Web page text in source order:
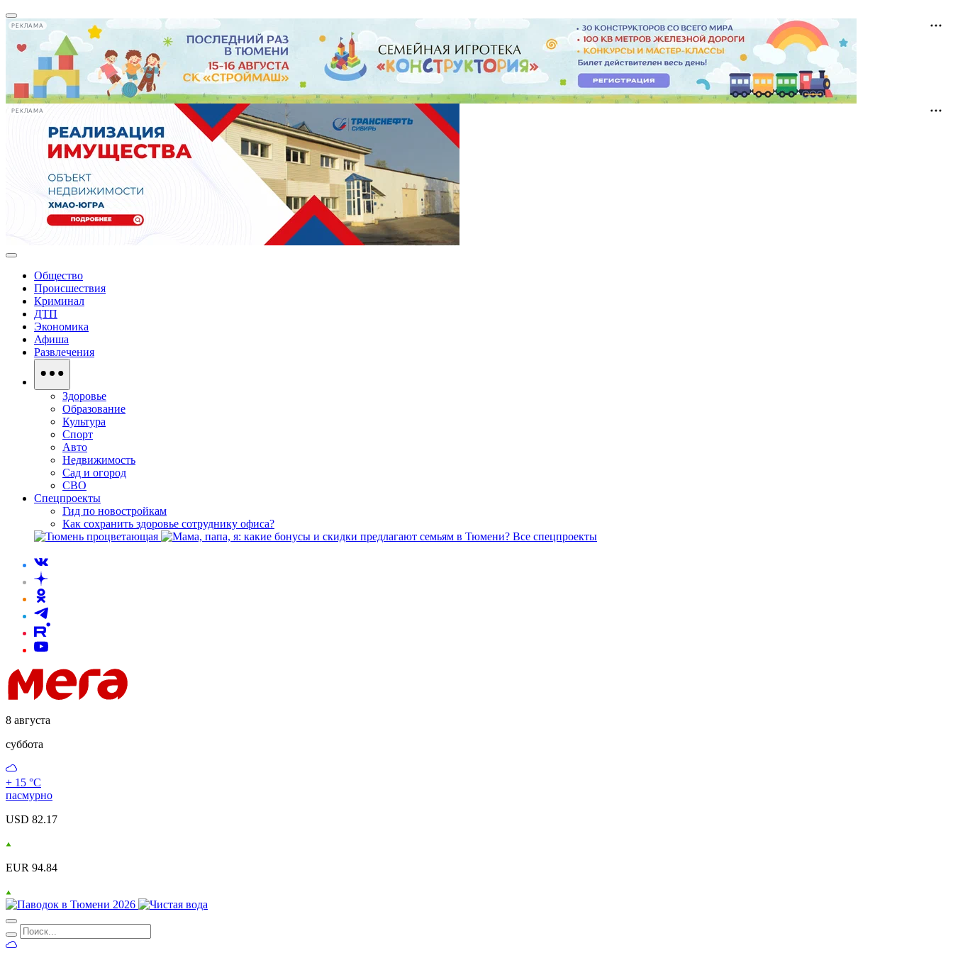
РЕКЛАМА
РЕКЛАМА
Общество
Происшествия
Криминал
ДТП
Экономика
Афиша
Развлечения
Здоровье
Образование
Культура
Спорт
Авто
Недвижимость
Сад и огород
СВО
Спецпроекты
Гид по новостройкам
Как сохранить здоровье сотруднику офиса?
Все спецпроекты
8 августа
суббота
+ 15 °С
пасмурно
USD 82.17
EUR 94.84